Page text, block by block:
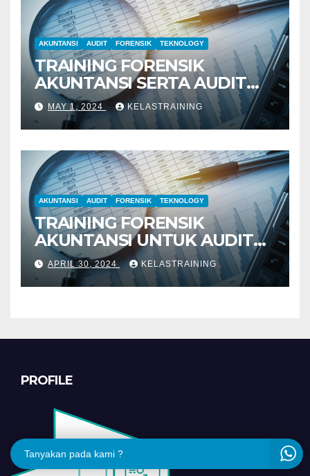
AKUNTANSI AUDIT FORENSIK TEKNOLOGY
TRAINING FORENSIK
AKUNTANSI SERTA AUDIT
PENYELIDIKAN
MAY 1, 2024 KELASTRAINING
AKUNTANSI AUDIT FORENSIK TEKNOLOGY
TRAINING FORENSIK
AKUNTANSI UNTUK AUDIT
INVESTIGATIF
APRIL 30, 2024 KELASTRAINING
PROFILE
Tanyakan pada kami ?